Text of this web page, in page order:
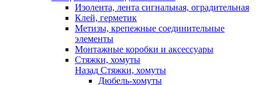
Изолента, лента сигнальная, оградительная
Клей, герметик
Метизы, крепежные соединительные
элементы
Монтажные коробки и аксессуары
Стяжки, хомуты
Назад Стяжки, хомуты
Дюбель-хомуты